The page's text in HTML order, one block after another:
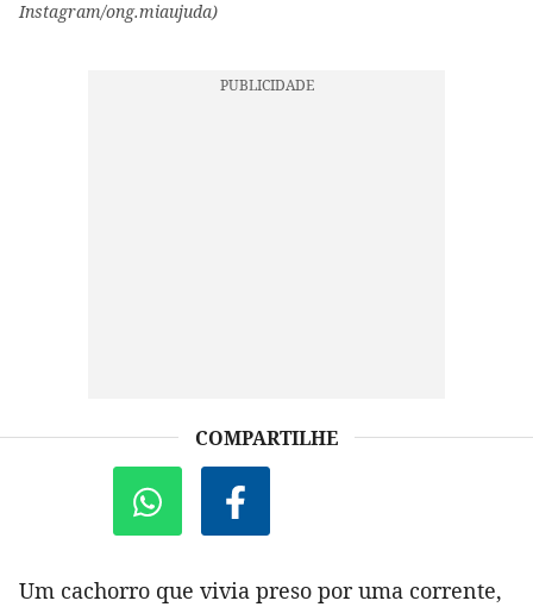
Instagram/ong.miaujuda)
COMPARTILHE
Um cachorro que vivia preso por uma corrente,